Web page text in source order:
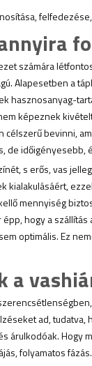
számára
Alapesetben a
hasznosanyag-
képeznek
célszerű bevinni,
de időigényesebb,
s erős, vas
kialakulásáért,
mennyiség
épp, hogy a
optimális. Ez
a
ad,
árulkodóak. Hogy
folyamatos